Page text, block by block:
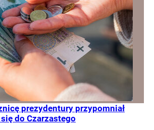
prezydentury przypomniał
się do Czarzastego